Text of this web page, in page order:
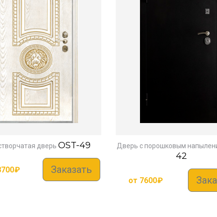
дверь OST-49
₽ Заказать
Дверь с порошковым
42
от 7600₽